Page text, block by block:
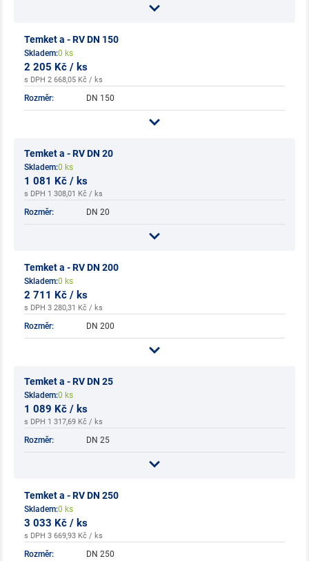
Temket a - RV DN 150
Skladem:0 ks
2 205 Kč / ks
s DPH 2 668,05 Kč / ks
Rozměr: DN 150
Temket a - RV DN 20
Skladem:0 ks
1 081 Kč / ks
s DPH 1 308,01 Kč / ks
Rozměr: DN 20
Temket a - RV DN 200
Skladem:0 ks
2 711 Kč / ks
s DPH 3 280,31 Kč / ks
Rozměr: DN 200
Temket a - RV DN 25
Skladem:0 ks
1 089 Kč / ks
s DPH 1 317,69 Kč / ks
Rozměr: DN 25
Temket a - RV DN 250
Skladem:0 ks
3 033 Kč / ks
s DPH 3 669,93 Kč / ks
Rozměr: DN 250